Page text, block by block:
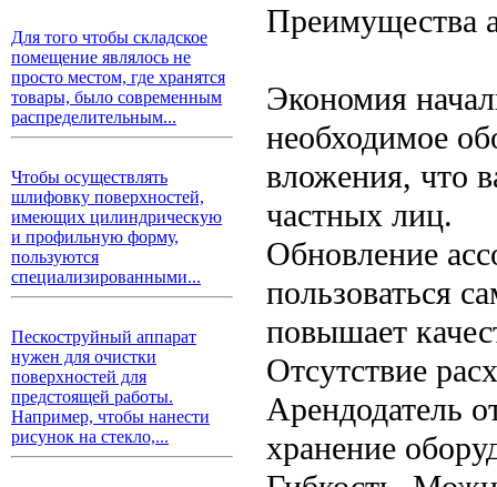
Для того чтобы складское
помещение являлось не
просто местом, где хранятся
товары, было современным
распределительным...
Чтобы осуществлять
шлифовку поверхностей,
имеющих цилиндрическую
и профильную форму,
пользуются
специализированными...
Пескоструйный аппарат
нужен для очистки
поверхностей для
предстоящей работы.
Например, чтобы нанести
рисунок на стекло,...
Преимущества
Экономия
необходимое
вложения, что
частных лиц.
Обновление
пользоваться
повышает
Отсутствие
Арендодатель
хранение